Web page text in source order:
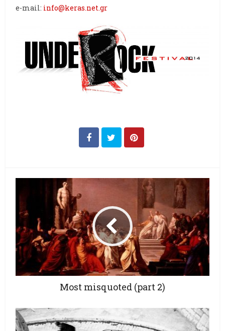
e-mail: info@keras.net.gr
Μost misquoted (part 2)